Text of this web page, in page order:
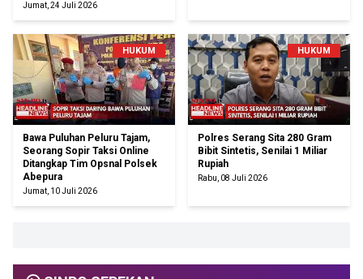
Jumat, 24 Juli 2026
HUKUM
Bawa Puluhan Peluru Tajam,
Seorang Sopir Taksi Online
Ditangkap Tim Opsnal Polsek
Abepura
Jumat, 10 Juli 2026
HUKUM
Polres Serang Sita 280 Gram
Bibit Sintetis, Senilai 1 Miliar
Rupiah
Rabu, 08 Juli 2026